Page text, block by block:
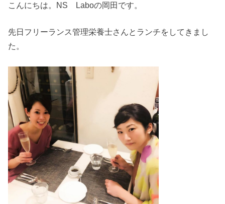
こんにちは。NS Laboの岡田です。
先日フリーランス管理栄養士さんとランチをしてきまし
た。